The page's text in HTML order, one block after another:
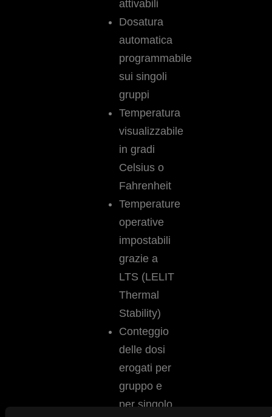
attivabili
Dosatura
automatica
programmabile
sui singoli
gruppi
Temperatura
visualizzabile
in gradi
Celsius o
Fahrenheit
Temperature
operative
impostabili
grazie a
LTS (LELIT
Thermal
Stability)
Conteggio
delle dosi
erogati per
gruppo e
per singolo